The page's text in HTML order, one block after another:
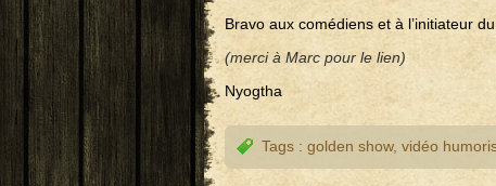
Bravo aux comédiens et à l’initiateur
(merci à Marc pour le lien)
Nyogtha
Tags : golden show, vidéo